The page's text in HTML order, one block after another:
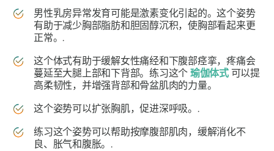
男性乳房异常发育可能是激素变化引起的。这个姿势
有助于减少胸部脂肪和胆固醇沉积，使胸部看起来更
正常。.
这个体式有助于缓解女性痛经和下腹部痉挛，疼痛会
蔓延至大腿上部和下背部。练习这个 瑜伽体式可以提
高柔韧性，并增强背部和骨盆肌肉的力量。
这个姿势可以扩张胸肌，促进深呼吸。.
练习这个姿势可以帮助按摩腹部肌肉，缓解消化不
良、胀气和腹胀。.